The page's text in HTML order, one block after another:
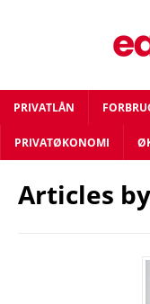
PRIVATLÅN
PRIVATØKONOMI
Articles by